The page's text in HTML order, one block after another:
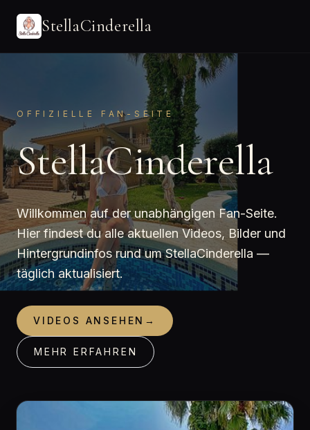
StellaCinderella
OFFIZIELLE FAN-SEITE
StellaCinderella
Willkommen auf der unabhängigen Fan-Seite.
Hier findest du alle aktuellen Videos, Bilder und
Hintergrundinfos rund um StellaCinderella —
täglich aktualisiert.
VIDEOS ANSEHEN →
MEHR ERFAHREN